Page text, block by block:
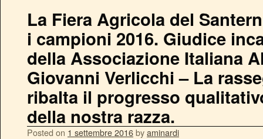
La Fiera Agricola del
i campioni 2016. Giudice
della Associazione Italiana
Giovanni Verlicchi – La
ribalta il progresso
della nostra razza.
Posted on 1 settembre 2016byaminardi